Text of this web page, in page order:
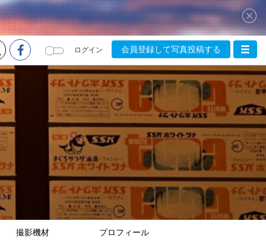
ログイン 会員登録して写真投稿する
撮影機材 プロフィール